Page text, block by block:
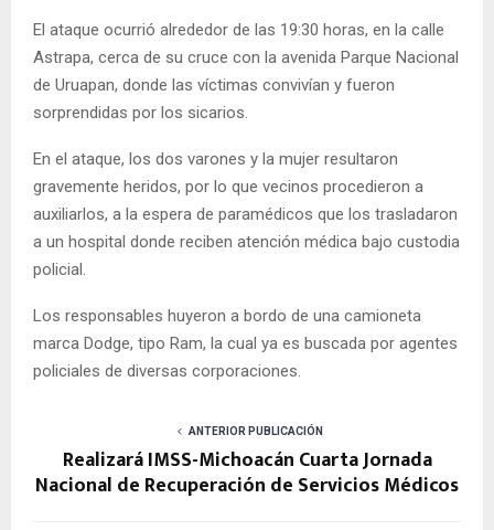
El ataque ocurrió alrededor de las 19:30 horas, en la calle
Astrapa, cerca de su cruce con la avenida Parque Nacional
de Uruapan, donde las víctimas convivían y fueron
sorprendidas por los sicarios.
En el ataque, los dos varones y la mujer resultaron
gravemente heridos, por lo que vecinos procedieron a
auxiliarlos, a la espera de paramédicos que los trasladaron
a un hospital donde reciben atención médica bajo custodia
policial.
Los responsables huyeron a bordo de una camioneta
marca Dodge, tipo Ram, la cual ya es buscada por agentes
policiales de diversas corporaciones.
ANTERIOR PUBLICACIÓN
Realizará IMSS-Michoacán Cuarta Jornada
Nacional de Recuperación de Servicios Médicos